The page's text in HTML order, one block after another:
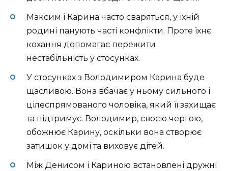
Максим і Карина часто сваряться, у їхній
родині панують часті конфлікти. Проте їхнє
кохання допомагає пережити
нестабільність у стосунках.
У стосунках з Володимиром Карина буде
щасливою. Вона вбачає у ньому сильного і
цілеспрямованого чоловіка, який її захищає
та підтримує. Володимир, своєю чергою,
обожнює Карину, оскільки вона створює
затишок у домі та виховує дітей.
Між Денисом і Кариною встановлені дружні